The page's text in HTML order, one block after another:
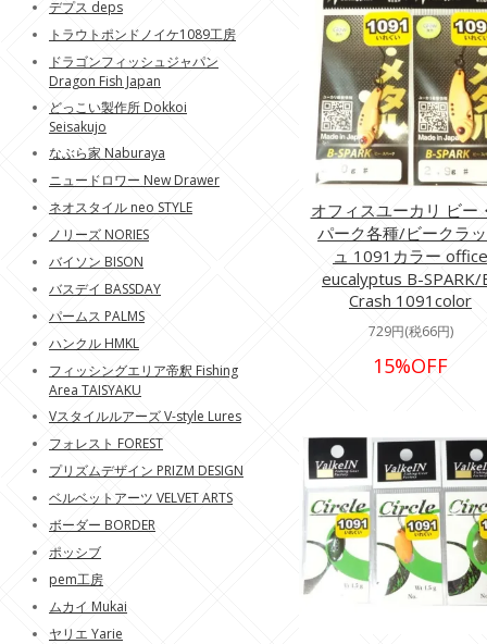
オフィスユーカリ ビー
パーク各種/ビークラ
ュ 1091カラー office
eucalyptus B-SPARK/
Crash 1091color
729円(税66円)
15%OFF
デプス deps
トラウトポンドノイケ1089工房
ドラゴンフィッシュジャパン
Dragon Fish Japan
どっこい製作所 Dokkoi
Seisakujo
なぶら家 Naburaya
ニュードロワー New Drawer
ネオスタイル neo STYLE
ノリーズ NORIES
バイソン BISON
バスデイ BASSDAY
パームス PALMS
ハンクル HMKL
フィッシングエリア帝釈 Fishing
Area TAISYAKU
Vスタイルルアーズ V-style Lures
フォレスト FOREST
プリズムデザイン PRIZM DESIGN
ベルベットアーツ VELVET ARTS
ボーダー BORDER
ポッシブ
pem工房
ムカイ Mukai
ヤリエ Yarie